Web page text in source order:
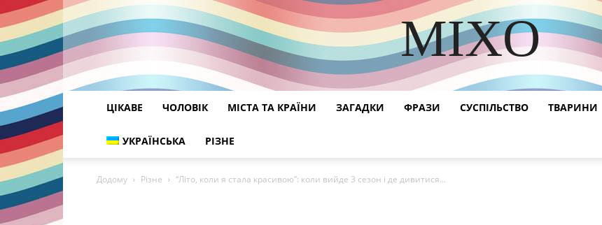
MIXO
DISCOVER THE ART OF PUBLISHING
ЦІКАВЕ ЧОЛОВІК МІСТА ТА КРАЇНИ ЗАГАДКИ ФРАЗИ СУСПІЛЬСТВО ТВАРИНИ
УКРАЇНСЬКА РІЗНЕ
Додому Різне “Літо, коли я стала красивою”: коли вийде 3 сезон і де дивитися...